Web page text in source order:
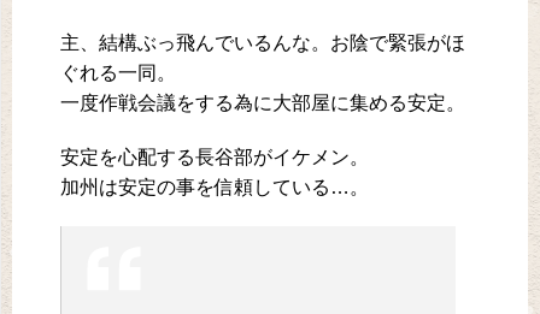
主、結構ぶっ飛んでいるんな。お陰で緊張がほ
ぐれる一同。
一度作戦会議をする為に大部屋に集める安定。
安定を心配する長谷部がイケメン。
加州は安定の事を信頼している…。